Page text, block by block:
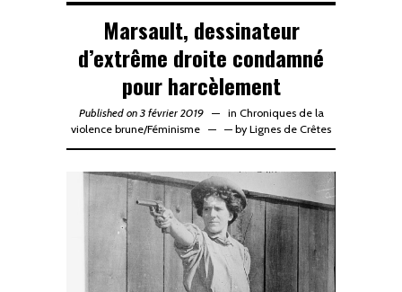
Marsault, dessinateur
d’extrême droite condamné
pour harcèlement
Published on 3 février 2019 in Chroniques de la
violence brune/Féminisme — by Lignes de Crêtes